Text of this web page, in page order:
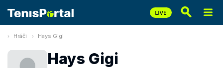
Hráči Hays Gigi
Hays Gigi